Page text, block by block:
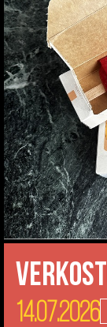
14.07.2026